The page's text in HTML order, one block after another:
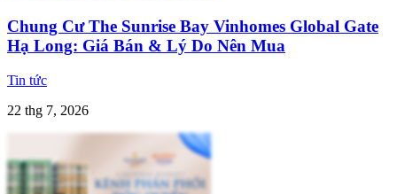
Chung Cư The Sunrise Bay Vinhomes Global Gate
Hạ Long: Giá Bán & Lý Do Nên Mua
Tin tức
22 thg 7, 2026